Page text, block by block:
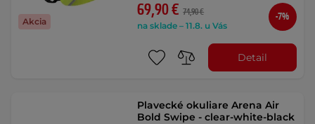
Akcia
69,90 € 74,90 €
na sklade – 11.8. u Vás
-7%
Detail
Plavecké okuliare Arena Air
Bold Swipe - clear-white-black